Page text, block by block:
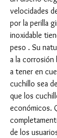
velocidades
por la perilla
inoxidable
peso . Su
a la corrosión
a tener en
cuchillo sea
que los
económicos.
de los